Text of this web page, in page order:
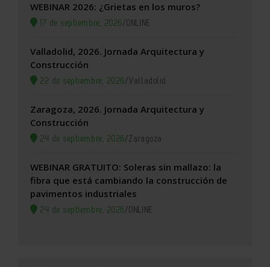
WEBINAR 2026: ¿Grietas en los muros?
17 de septiembre, 2026/ONLINE
Valladolid, 2026. Jornada Arquitectura y
Construcción
22 de septiembre, 2026/Valladolid
Zaragoza, 2026. Jornada Arquitectura y
Construcción
24 de septiembre, 2026/Zaragoza
WEBINAR GRATUITO: Soleras sin mallazo: la
fibra que está cambiando la construcción de
pavimentos industriales
24 de septiembre, 2026/ONLINE